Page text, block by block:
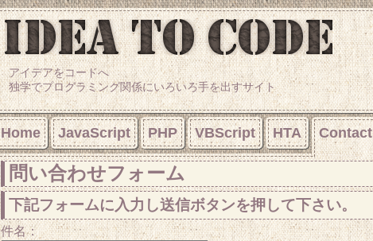
アイデアをコードへ
独学でプログラミング関係にいろいろ手を出すサイト
Home JavaScript PHP VBScript HTA Contact
問い合わせフォーム
下記フォームに入力し送信ボタンを押して下さい。
件名：